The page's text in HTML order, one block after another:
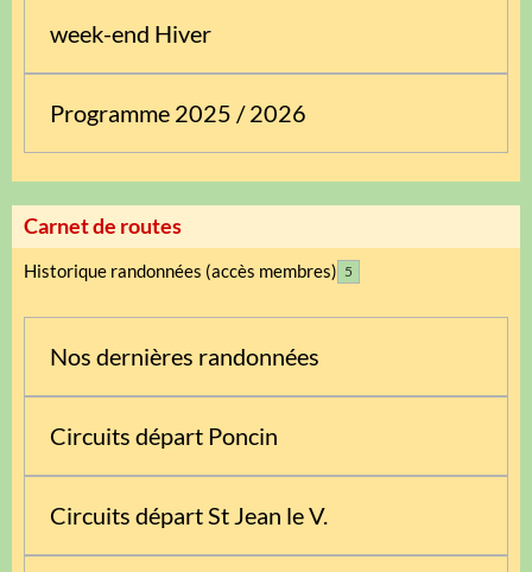
week-end Hiver
Programme 2025 / 2026
Carnet de routes
Historique randonnées (accès membres) 5
Nos dernières randonnées
Circuits départ Poncin
Circuits départ St Jean le V.